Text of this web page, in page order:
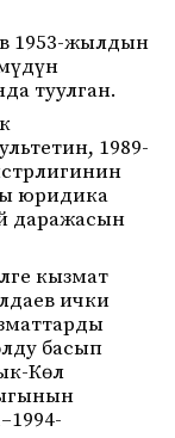
1953-жылдын
туулган.
1989-
юридика
даражасын
кызмат
ички
басып
Көл